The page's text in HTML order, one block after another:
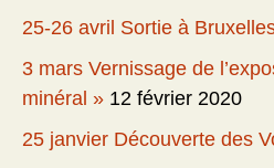
25-26 avril Sortie à
3 mars Vernissage de
minéral » 12 février 2020
25 janvier Découverte des